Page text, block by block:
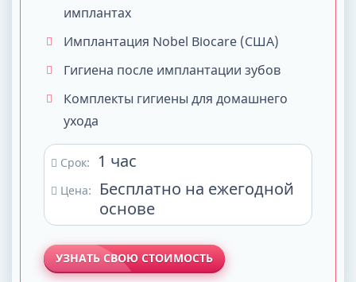
имплантах
Имплантация Nobel Biocare (США)
Гигиена после имплантации зубов
Комплекты гигиены для домашнего
ухода
Срок: 1 час
Цена:
Бесплатно на ежегодной
основе
УЗНАТЬ СВОЮ СТОИМОСТЬ